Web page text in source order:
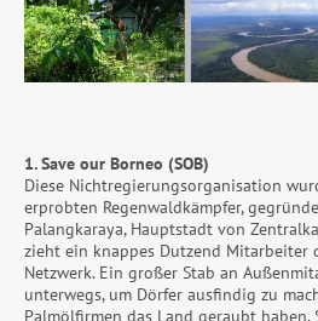
1. Save our Borneo (SOB)
Diese Nichtregierungsorganisation
erprobten Regenwaldkämpfer,
Palangkaraya, Hauptstadt von
zieht ein knappes Dutzend Mitarbeiter
Netzwerk. Ein großer Stab an
unterwegs, um Dörfer ausfindig zu
Palmölfirmen das Land geraubt